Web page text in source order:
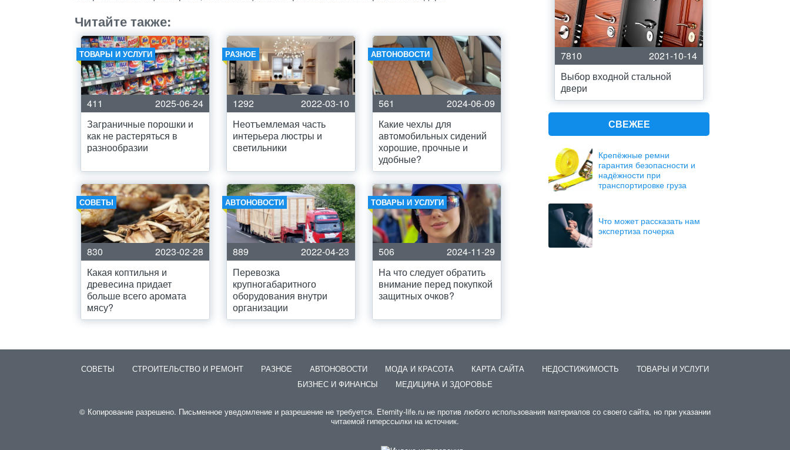
Читайте также:
ТОВАРЫ И УСЛУГИ
411
2025-06-24
Заграничные порошки и
как не растеряться в
разнообразии
РАЗНОЕ
1292
2022-03-10
Неотъемлемая часть
интерьера люстры и
светильники
АВТОНОВОСТИ
561
2024-06-09
Какие чехлы для
автомобильных сидений
хорошие, прочные и
удобные?
СОВЕТЫ
830
2023-02-28
Какая коптильня и
древесина придает
больше всего аромата
мясу?
АВТОНОВОСТИ
889
2022-04-23
Перевозка
крупногабаритного
оборудования внутри
организации
ТОВАРЫ И УСЛУГИ
506
2024-11-29
На что следует обратить
внимание перед покупкой
защитных очков?
7810
2021-10-14
Выбор входной стальной
двери
СВЕЖЕЕ
Крепёжные ремни
гарантия безопасности и
надёжности при
транспортировке груза
Что может рассказать нам
экспертиза почерка
СОВЕТЫ СТРОИТЕЛЬСТВО И РЕМОНТ РАЗНОЕ АВТОНОВОСТИ МОДА И КРАСОТА КАРТА САЙТА НЕДОСТИЖИМОСТЬ
ТОВАРЫ И УСЛУГИ
БИЗНЕС И ФИНАНСЫ
МЕДИЦИНА И ЗДОРОВЬЕ
© Копирование разрешено. Письменное уведомление и разрешение не требуется. Eternity-life.ru не против любого использования материалов со своего сайта, но при указании
читаемой гиперссылки на источник.